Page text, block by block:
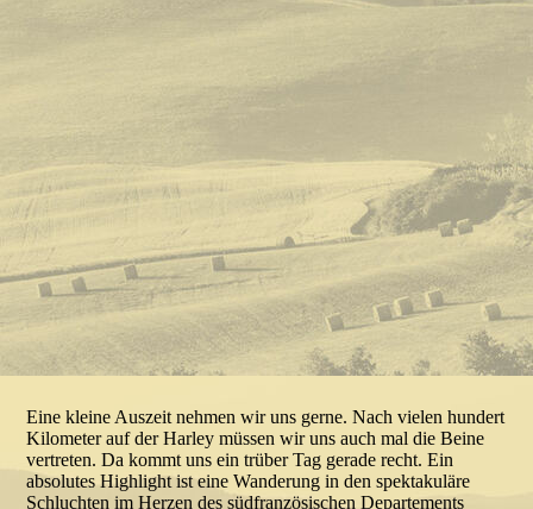
Eine kleine Auszeit nehmen wir uns gerne. Nach vielen hundert
Kilometer auf der Harley müssen wir uns auch mal die Beine
vertreten. Da kommt uns ein trüber Tag gerade recht. Ein
absolutes Highlight ist eine Wanderung in den spektakuläre
Schluchten im Herzen des südfranzösischen Departements